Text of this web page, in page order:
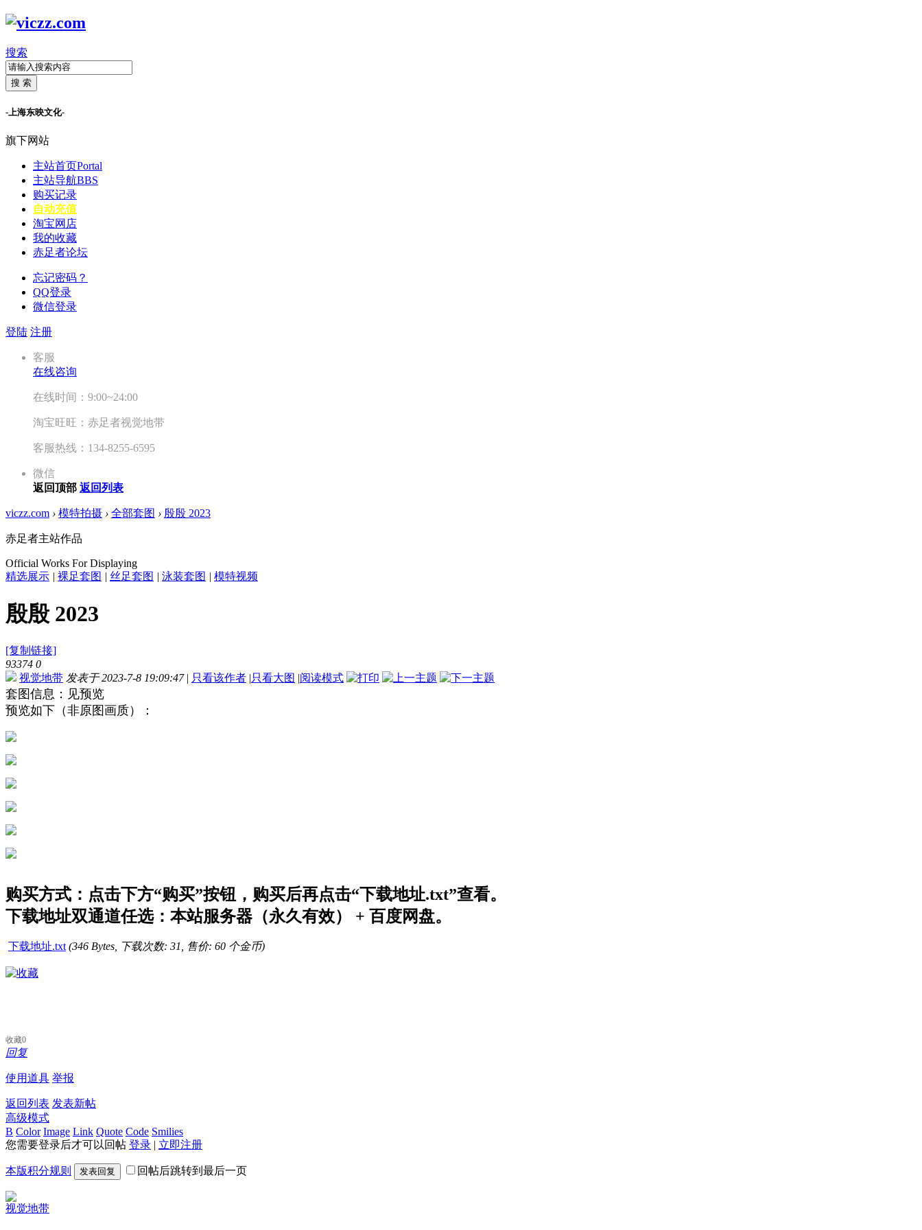
搜索
搜 索
-上海东映文化-
旗下网站
主站首页Portal
主站导航BBS
购买记录
自动充值
淘宝网店
我的收藏
赤足者论坛
忘记密码？
QQ登录
微信登录
登陆 注册
客服
在线咨询
在线时间：9:00~24:00
淘宝旺旺：赤足者视觉地带
客服热线：134-8255-6595
微信
返回顶部 返回列表
viczz.com › 模特拍摄 › 全部套图 › 殷殷 2023
赤足者主站作品
Official Works For Displaying
精选展示 | 裸足套图 | 丝足套图 | 泳装套图 | 模特视频
殷殷 2023
[复制链接]
93374 0
视觉地带 发表于 2023-7-8 19:09:47 | 只看该作者 |只看大图 |阅读模式
套图信息：见预览
预览如下（非原图画质）：
购买方式：点击下方“购买”按钮，购买后再点击“下载地址.txt”查看。
下载地址双通道任选：本站服务器（永久有效） + 百度网盘。
下载地址.txt (346 Bytes, 下载次数: 31, 售价: 60 个金币)
收藏0
回复
使用道具 举报
返回列表 发表新帖
高级模式
B Color Image Link Quote Code Smilies
您需要登录后才可以回帖 登录 | 立即注册
本版积分规则 发表回复 回帖后跳转到最后一页
视觉地带